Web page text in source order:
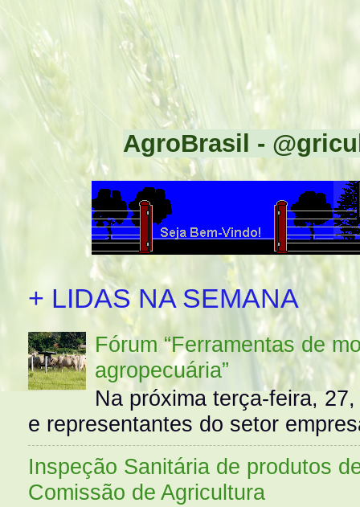
AgroBrasil -
+ LIDAS NA SEMANA
Fórum “Ferramentas de
agropecuária”
Na próxima terça-feira,
e representantes do setor
Inspeção Sanitária de produtos
Comissão de Agricultura